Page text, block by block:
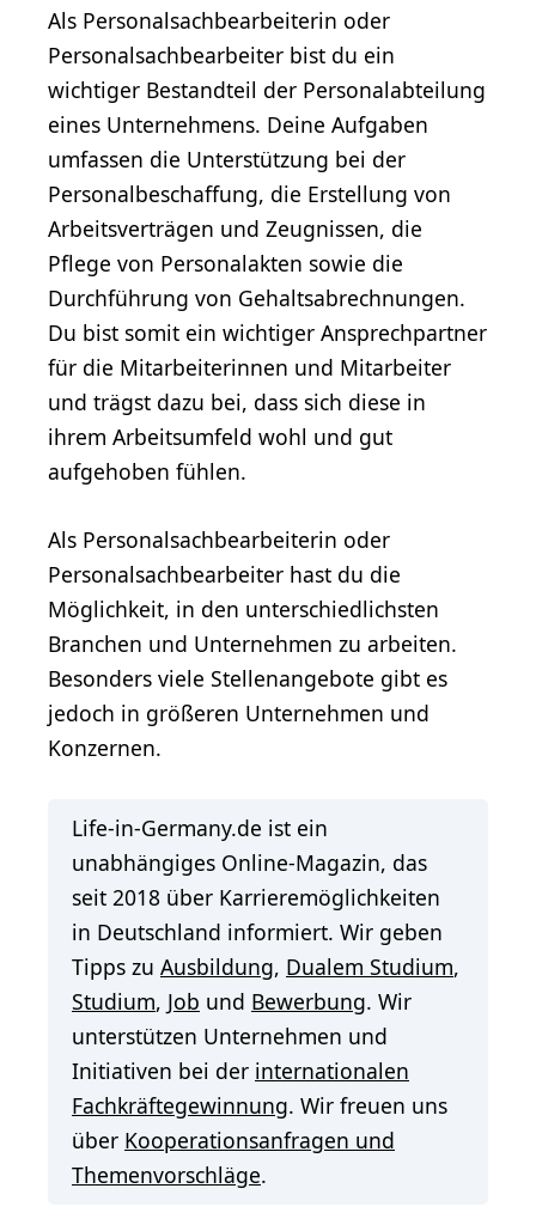
Als Personalsachbearbeiterin oder
Personalsachbearbeiter bist du ein
wichtiger Bestandteil der Personalabteilung
eines Unternehmens. Deine Aufgaben
umfassen die Unterstützung bei der
Personalbeschaffung, die Erstellung von
Arbeitsverträgen und Zeugnissen, die
Pflege von Personalakten sowie die
Durchführung von Gehaltsabrechnungen.
Du bist somit ein wichtiger Ansprechpartner
für die Mitarbeiterinnen und Mitarbeiter
und trägst dazu bei, dass sich diese in
ihrem Arbeitsumfeld wohl und gut
aufgehoben fühlen.
Als Personalsachbearbeiterin oder
Personalsachbearbeiter hast du die
Möglichkeit, in den unterschiedlichsten
Branchen und Unternehmen zu arbeiten.
Besonders viele Stellenangebote gibt es
jedoch in größeren Unternehmen und
Konzernen.
Life-in-Germany.de ist ein
unabhängiges Online-Magazin, das
seit 2018 über Karrieremöglichkeiten
in Deutschland informiert. Wir geben
Tipps zu Ausbildung, Dualem Studium,
Studium, Job und Bewerbung. Wir
unterstützen Unternehmen und
Initiativen bei der internationalen
Fachkräftegewinnung. Wir freuen uns
über Kooperationsanfragen und
Themenvorschläge.